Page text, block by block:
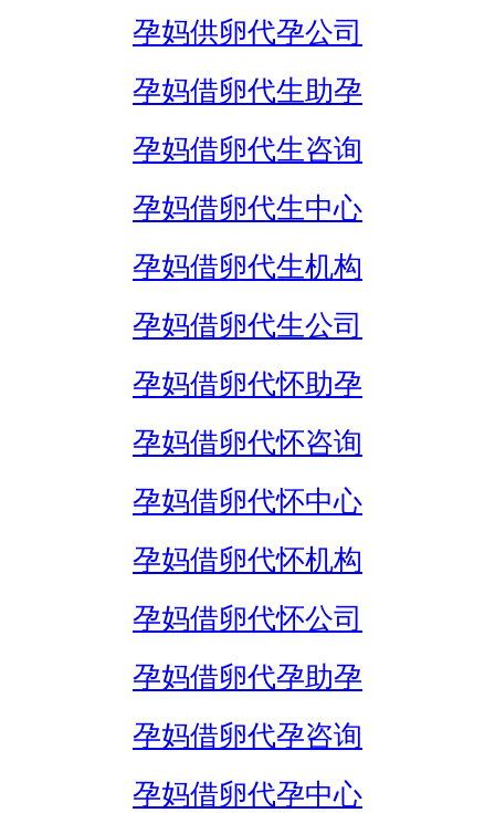
孕妈供卵代孕公司
孕妈借卵代生助孕
孕妈借卵代生咨询
孕妈借卵代生中心
孕妈借卵代生机构
孕妈借卵代生公司
孕妈借卵代怀助孕
孕妈借卵代怀咨询
孕妈借卵代怀中心
孕妈借卵代怀机构
孕妈借卵代怀公司
孕妈借卵代孕助孕
孕妈借卵代孕咨询
孕妈借卵代孕中心